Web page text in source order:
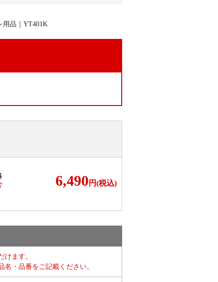
6,490 円(税込)
けます。
・品番をご記載ください。